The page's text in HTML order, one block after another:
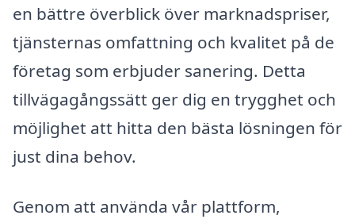
en bättre överblick över marknadspriser,
tjänsternas omfattning och kvalitet på de
företag som erbjuder sanering. Detta
tillvägagångssätt ger dig en trygghet och
möjlighet att hitta den bästa lösningen för
just dina behov.
Genom att använda vår plattform,